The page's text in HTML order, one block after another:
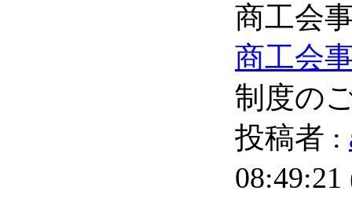
商工会
商工会
制度の
投稿者 :
08:49:21